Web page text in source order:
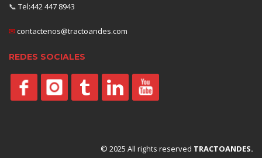
📞 Tel:442 447 8943
✉ contactenos@tractoandes.com
REDES SOCIALES
© 2025 All rights reserved TRACTOANDES.